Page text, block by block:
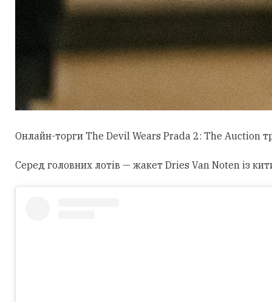
Онлайн-торги The Devil Wears Prada 2: The Auction
Серед головних лотів — жакет Dries Van Noten із